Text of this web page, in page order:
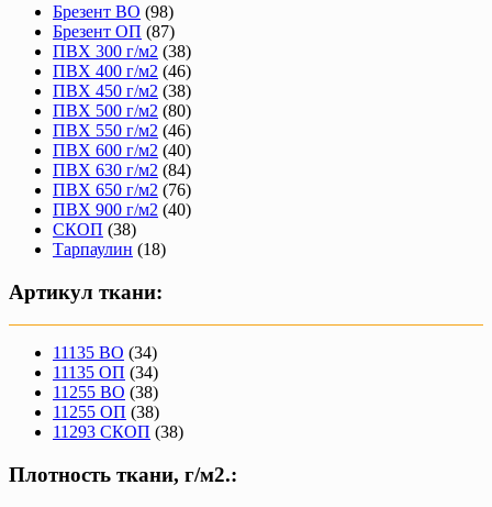
Брезент ВО (98)
Брезент ОП (87)
ПВХ 300 г/м2 (38)
ПВХ 400 г/м2 (46)
ПВХ 450 г/м2 (38)
ПВХ 500 г/м2 (80)
ПВХ 550 г/м2 (46)
ПВХ 600 г/м2 (40)
ПВХ 630 г/м2 (84)
ПВХ 650 г/м2 (76)
ПВХ 900 г/м2 (40)
СКОП (38)
Тарпаулин (18)
Артикул ткани:
11135 ВО (34)
11135 ОП (34)
11255 ВО (38)
11255 ОП (38)
11293 СКОП (38)
Плотность ткани, г/м2.: